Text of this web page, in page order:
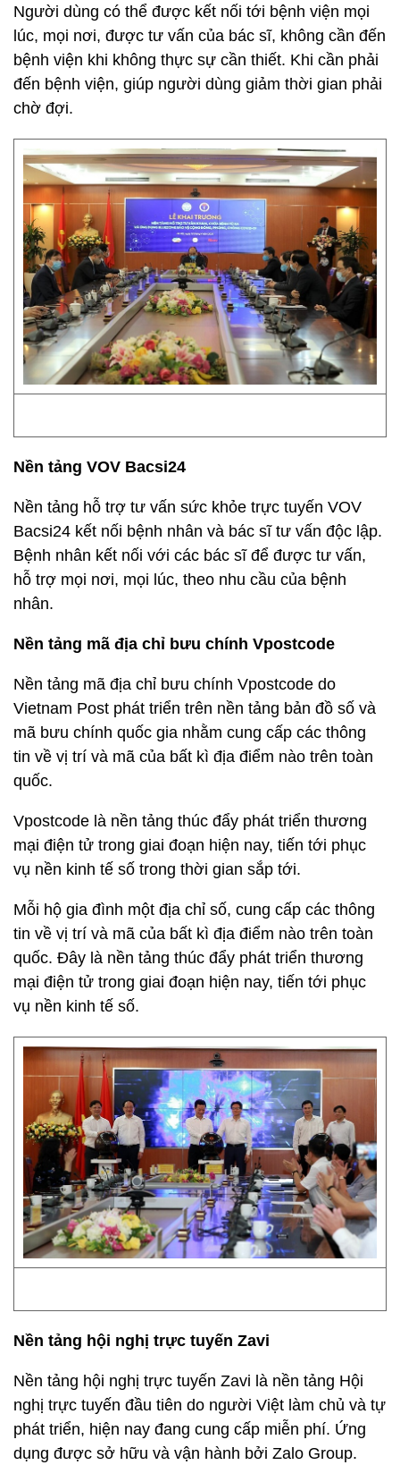
Người dùng có thể được kết nối tới bệnh viện mọi
lúc, mọi nơi, được tư vấn của bác sĩ, không cần đến
bệnh viện khi không thực sự cần thiết. Khi cần phải
đến bệnh viện, giúp người dùng giảm thời gian phải
chờ đợi.
Nền tảng VOV Bacsi24
Nền tảng hỗ trợ tư vấn sức khỏe trực tuyến VOV
Bacsi24 kết nối bệnh nhân và bác sĩ tư vấn độc lập.
Bệnh nhân kết nối với các bác sĩ để được tư vấn,
hỗ trợ mọi nơi, mọi lúc, theo nhu cầu của bệnh
nhân.
Nền tảng mã địa chỉ bưu chính Vpostcode
Nền tảng mã địa chỉ bưu chính Vpostcode do
Vietnam Post phát triển trên nền tảng bản đồ số và
mã bưu chính quốc gia nhằm cung cấp các thông
tin về vị trí và mã của bất kì địa điểm nào trên toàn
quốc.
Vpostcode là nền tảng thúc đẩy phát triển thương
mại điện tử trong giai đoạn hiện nay, tiến tới phục
vụ nền kinh tế số trong thời gian sắp tới.
Mỗi hộ gia đình một địa chỉ số, cung cấp các thông
tin về vị trí và mã của bất kì địa điểm nào trên toàn
quốc. Đây là nền tảng thúc đẩy phát triển thương
mại điện tử trong giai đoạn hiện nay, tiến tới phục
vụ nền kinh tế số.
Nền tảng hội nghị trực tuyến Zavi
Nền tảng hội nghị trực tuyến Zavi là nền tảng Hội
nghị trực tuyến đầu tiên do người Việt làm chủ và tự
phát triển, hiện nay đang cung cấp miễn phí. Ứng
dụng được sở hữu và vận hành bởi Zalo Group.